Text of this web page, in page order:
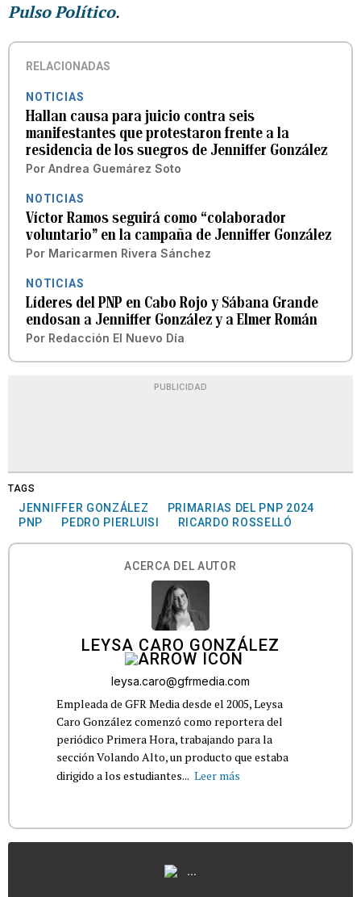
Pulso Político.
RELACIONADAS
NOTICIAS
Hallan causa para juicio contra seis
manifestantes que protestaron frente a la
residencia de los suegros de Jenniffer González
Por Andrea Guemárez Soto
NOTICIAS
Víctor Ramos seguirá como “colaborador
voluntario” en la campaña de Jenniffer González
Por Maricarmen Rivera Sánchez
NOTICIAS
Líderes del PNP en Cabo Rojo y Sábana Grande
endosan a Jenniffer González y a Elmer Román
Por Redacción El Nuevo Día
PUBLICIDAD
TAGS
JENNIFFER GONZÁLEZ
PRIMARIAS DEL PNP 2024
PNP
PEDRO PIERLUISI RICARDO ROSSELLÓ
ACERCA DEL AUTOR
LEYSA CARO GONZÁLEZ
leysa.caro@gfrmedia.com
Empleada de GFR Media desde el 2005, Leysa
Caro González comenzó como reportera del
periódico Primera Hora, trabajando para la
sección Volando Alto, un producto que estaba
dirigido a los estudiantes... Leer más
...